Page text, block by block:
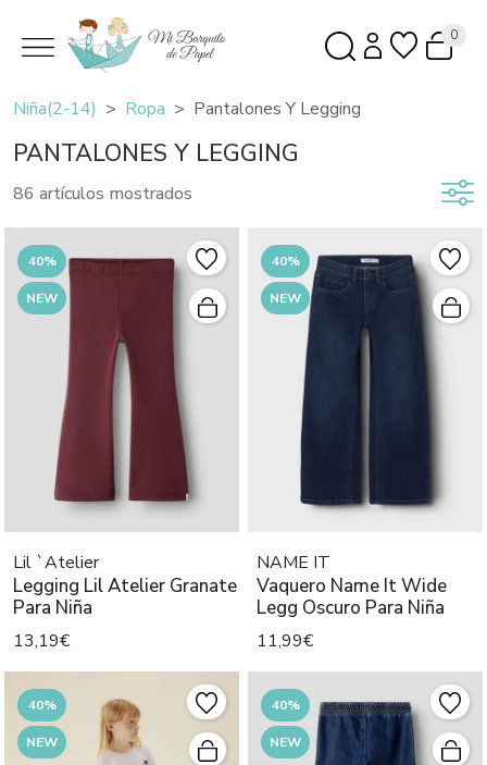
0
Niña(2-14) Ropa Pantalones Y Legging
PANTALONES Y LEGGING
86 artículos mostrados
40%
NEW
Lil `Atelier
Legging Lil Atelier Granate
Para Niña
13,19€
40%
NEW
NAME IT
Vaquero Name It Wide
Legg Oscuro Para Niña
11,99€
40%
NEW
40%
NEW